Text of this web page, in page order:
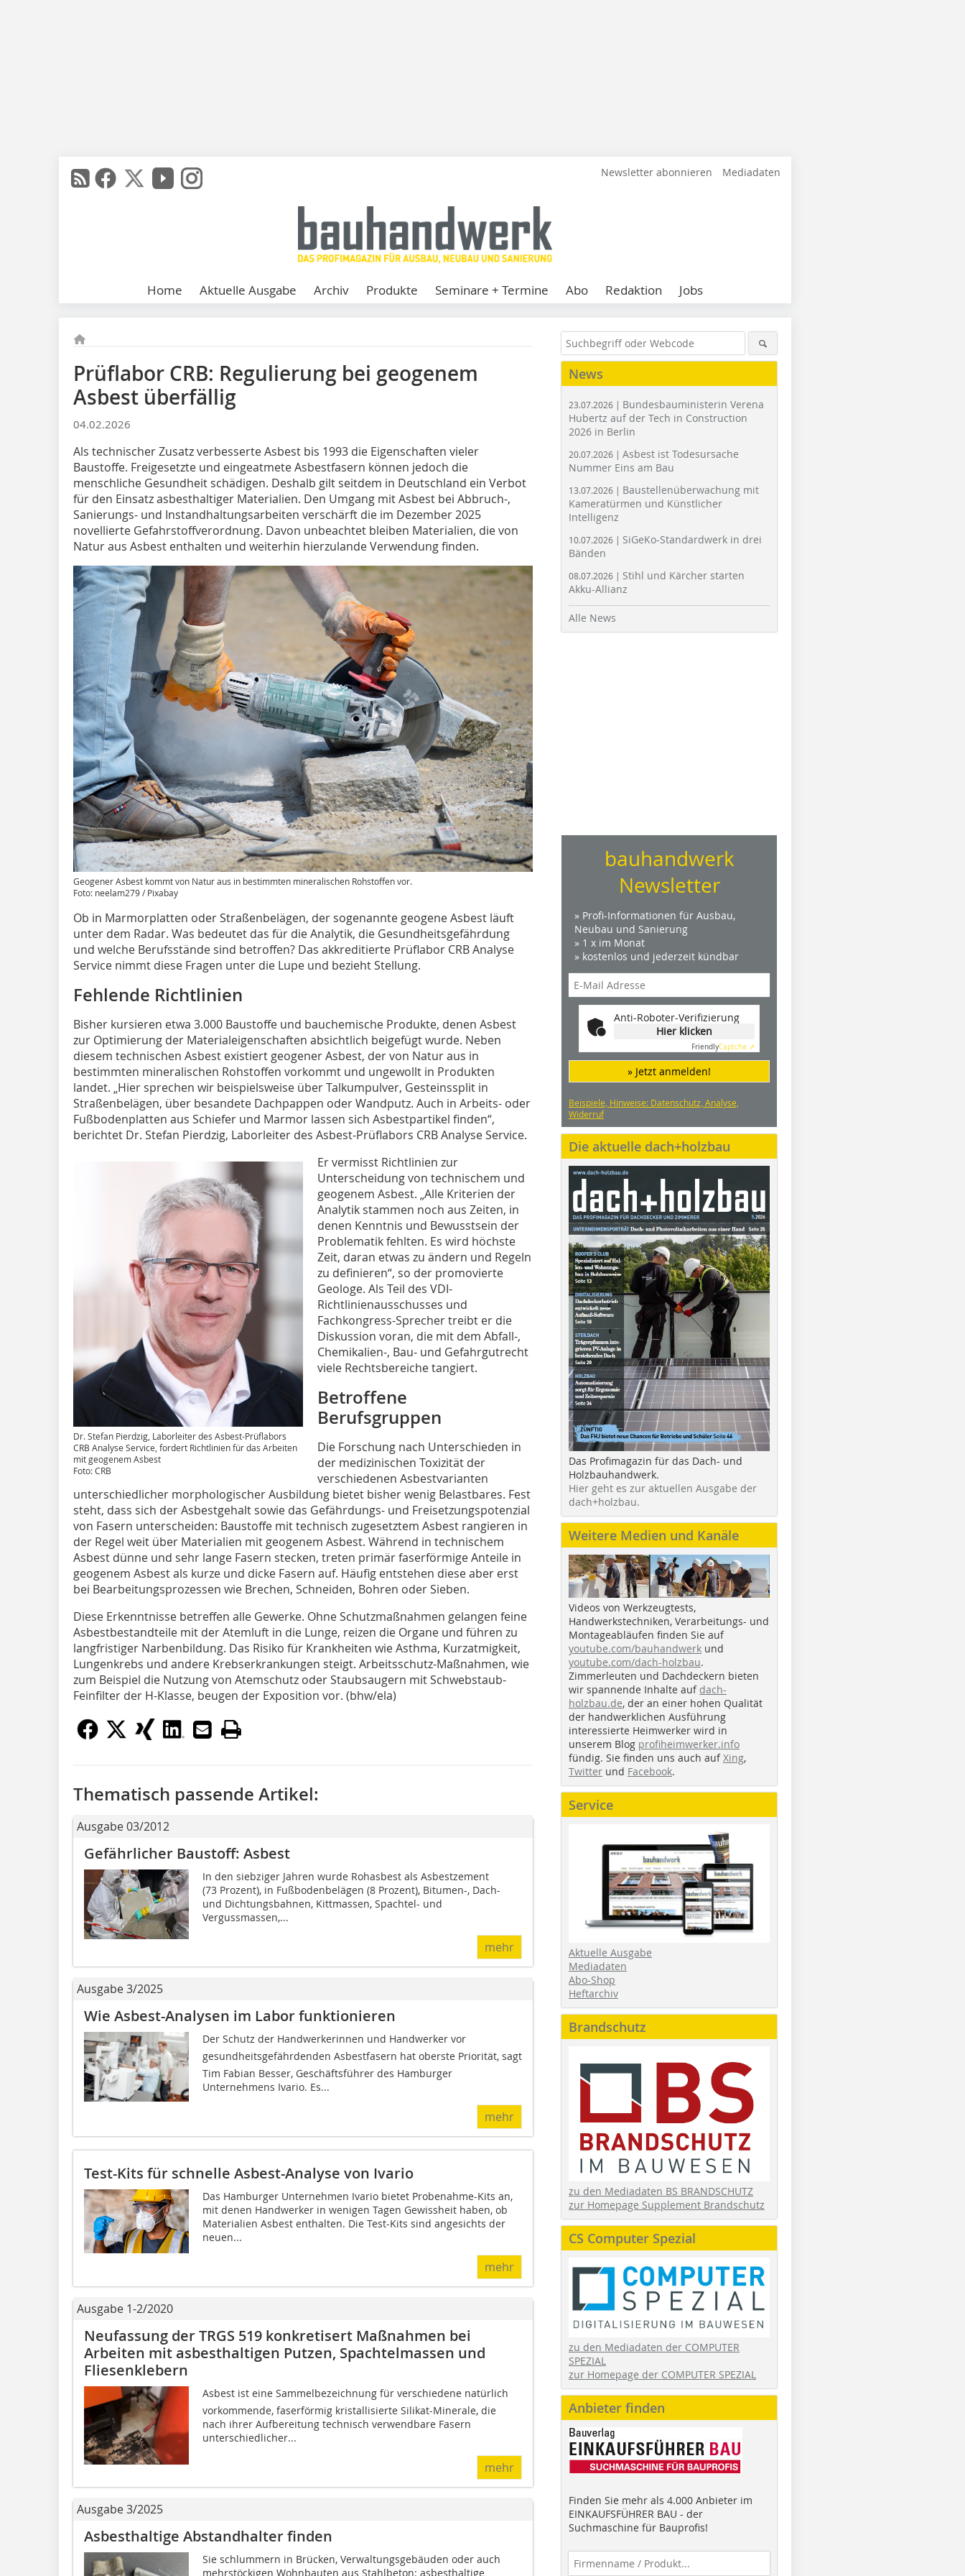
Newsletter abonnieren Mediadaten
Home Aktuelle Ausgabe Archiv Produkte Seminare + Termine Abo Redaktion Jobs
Prüflabor CRB: Regulierung bei geogenem
Asbest überfällig
04.02.2026
Als technischer Zusatz verbesserte Asbest bis 1993 die Eigenschaften vieler
Baustoffe. Freigesetzte und eingeatmete Asbestfasern können jedoch die
menschliche Gesundheit schädigen. Deshalb gilt seitdem in Deutschland ein Verbot
für den Einsatz asbesthaltiger Materialien. Den Umgang mit Asbest bei Abbruch-,
Sanierungs- und Instandhaltungsarbeiten verschärft die im Dezember 2025
novellierte Gefahrstoffverordnung. Davon unbeachtet bleiben Materialien, die von
Natur aus Asbest enthalten und weiterhin hierzulande Verwendung finden.
Geogener Asbest kommt von Natur aus in bestimmten mineralischen Rohstoffen vor.
Foto: neelam279 / Pixabay
Ob in Marmorplatten oder Straßenbelägen, der sogenannte geogene Asbest läuft
unter dem Radar. Was bedeutet das für die Analytik, die Gesundheitsgefährdung
und welche Berufsstände sind betroffen? Das akkreditierte Prüflabor CRB Analyse
Service nimmt diese Fragen unter die Lupe und bezieht Stellung.
Fehlende Richtlinien
Bisher kursieren etwa 3.000 Baustoffe und bauchemische Produkte, denen Asbest
zur Optimierung der Materialeigenschaften absichtlich beigefügt wurde. Neben
diesem technischen Asbest existiert geogener Asbest, der von Natur aus in
bestimmten mineralischen Rohstoffen vorkommt und ungewollt in Produkten
landet. „Hier sprechen wir beispielsweise über Talkumpulver, Gesteinssplit in
Straßenbelägen, über besandete Dachpappen oder Wandputz. Auch in Arbeits- oder
Fußbodenplatten aus Schiefer und Marmor lassen sich Asbestpartikel finden“,
berichtet Dr. Stefan Pierdzig, Laborleiter des Asbest-Prüflabors CRB Analyse Service.
Dr. Stefan Pierdzig, Laborleiter des Asbest-Prüflabors
CRB Analyse Service, fordert Richtlinien für das Arbeiten
mit geogenem Asbest
Foto: CRB
Er vermisst Richtlinien zur
Unterscheidung von technischem und
geogenem Asbest. „Alle Kriterien der
Analytik stammen noch aus Zeiten, in
denen Kenntnis und Bewusstsein der
Problematik fehlten. Es wird höchste
Zeit, daran etwas zu ändern und Regeln
zu definieren“, so der promovierte
Geologe. Als Teil des VDI-
Richtlinienausschusses und
Fachkongress-Sprecher treibt er die
Diskussion voran, die mit dem Abfall-,
Chemikalien-, Bau- und Gefahrgutrecht
viele Rechtsbereiche tangiert.
Betroffene
Berufsgruppen
Die Forschung nach Unterschieden in
der medizinischen Toxizität der
verschiedenen Asbestvarianten
unterschiedlicher morphologischer Ausbildung bietet bisher wenig Belastbares. Fest
steht, dass sich der Asbestgehalt sowie das Gefährdungs- und Freisetzungspotenzial
von Fasern unterscheiden: Baustoffe mit technisch zugesetztem Asbest rangieren in
der Regel weit über Materialien mit geogenem Asbest. Während in technischem
Asbest dünne und sehr lange Fasern stecken, treten primär faserförmige Anteile in
geogenem Asbest als kurze und dicke Fasern auf. Häufig entstehen diese aber erst
bei Bearbeitungsprozessen wie Brechen, Schneiden, Bohren oder Sieben.
Diese Erkenntnisse betreffen alle Gewerke. Ohne Schutzmaßnahmen gelangen feine
Asbestbestandteile mit der Atemluft in die Lunge, reizen die Organe und führen zu
langfristiger Narbenbildung. Das Risiko für Krankheiten wie Asthma, Kurzatmigkeit,
Lungenkrebs und andere Krebserkrankungen steigt. Arbeitsschutz-Maßnahmen, wie
zum Beispiel die Nutzung von Atemschutz oder Staubsaugern mit Schwebstaub-
Feinfilter der H-Klasse, beugen der Exposition vor. (bhw/ela)
Thematisch passende Artikel:
Ausgabe 03/2012
Gefährlicher Baustoff: Asbest
In den siebziger Jahren wurde Rohasbest als Asbestzement
(73 Prozent), in Fußbodenbelägen (8 Prozent), Bitumen-, Dach-
und Dichtungsbahnen, Kittmassen, Spachtel- und
Vergussmassen,...
mehr
Ausgabe 3/2025
Wie Asbest-Analysen im Labor funktionieren
Der Schutz der Handwerkerinnen und Handwerker vor
gesundheitsgefährdenden Asbestfasern hat oberste Priorität, sagt
Tim Fabian Besser, Geschäftsführer des Hamburger
Unternehmens Ivario. Es...
mehr
Test-Kits für schnelle Asbest-Analyse von Ivario
Das Hamburger Unternehmen Ivario bietet Probenahme-Kits an,
mit denen Handwerker in wenigen Tagen Gewissheit haben, ob
Materialien Asbest enthalten. Die Test-Kits sind angesichts der
neuen...
mehr
Ausgabe 1-2/2020
Neufassung der TRGS 519 konkretisert Maßnahmen bei
Arbeiten mit asbesthaltigen Putzen, Spachtelmassen und
Fliesenklebern
Asbest ist eine Sammelbezeichnung für verschiedene natürlich
vorkommende, faserförmig kristallisierte Silikat-Minerale, die
nach ihrer Aufbereitung technisch verwendbare Fasern
unterschiedlicher...
mehr
Ausgabe 3/2025
Asbesthaltige Abstandhalter finden
Sie schlummern in Brücken, Verwaltungsgebäuden oder auch
mehrstöckigen Wohnbauten aus Stahlbeton: asbesthaltige
News
23.07.2026 | Bundesbauministerin Verena
Hubertz auf der Tech in Construction
2026 in Berlin
20.07.2026 | Asbest ist Todesursache
Nummer Eins am Bau
13.07.2026 | Baustellenüberwachung mit
Kameratürmen und Künstlicher
Intelligenz
10.07.2026 | SiGeKo-Standardwerk in drei
Bänden
08.07.2026 | Stihl und Kärcher starten
Akku-Allianz
Alle News
bauhandwerk
Newsletter
» Profi-Informationen für Ausbau,
Neubau und Sanierung
» 1 x im Monat
» kostenlos und jederzeit kündbar
Anti-Roboter-Verifizierung
Hier klicken
FriendlyCaptcha ⇗
» Jetzt anmelden!
Beispiele, Hinweise: Datenschutz, Analyse,
Widerruf
Die aktuelle dach+holzbau
Das Profimagazin für das Dach- und
Holzbauhandwerk.
Hier geht es zur aktuellen Ausgabe der
dach+holzbau.
Weitere Medien und Kanäle
Videos von Werkzeugtests,
Handwerkstechniken, Verarbeitungs- und
Montageabläufen finden Sie auf
youtube.com/bauhandwerk und
youtube.com/dach-holzbau.
Zimmerleuten und Dachdeckern bieten
wir spannende Inhalte auf dach-
holzbau.de, der an einer hohen Qualität
der handwerklichen Ausführung
interessierte Heimwerker wird in
unserem Blog profiheimwerker.info
fündig. Sie finden uns auch aufXing,
Twitter und Facebook.
Service
Aktuelle Ausgabe
Mediadaten
Abo-Shop
Heftarchiv
Brandschutz
zu den Mediadaten BS BRANDSCHUTZ
zur Homepage Supplement Brandschutz
CS Computer Spezial
zu den Mediadaten der COMPUTER
SPEZIAL
zur Homepage der COMPUTER SPEZIAL
Anbieter finden
Finden Sie mehr als 4.000 Anbieter im
EINKAUFSFÜHRER BAU - der
Suchmaschine für Bauprofis!